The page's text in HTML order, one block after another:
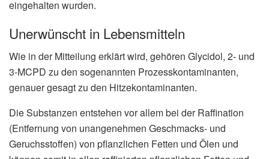
eingehalten wurden.
Unerwünscht in Lebensmitteln
Wie in der Mitteilung erklärt wird, gehören Glycidol, 2- und
3-MCPD zu den sogenannten Prozesskontaminanten,
genauer gesagt zu den Hitzekontaminanten.
Die Substanzen entstehen vor allem bei der Raffination
(Entfernung von unangenehmen Geschmacks- und
Geruchsstoffen) von pflanzlichen Fetten und Ölen und